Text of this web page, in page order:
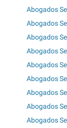
Abogados
Abogados
Abogados
Abogados
Abogados
Abogados
Abogados
Abogados
Abogados